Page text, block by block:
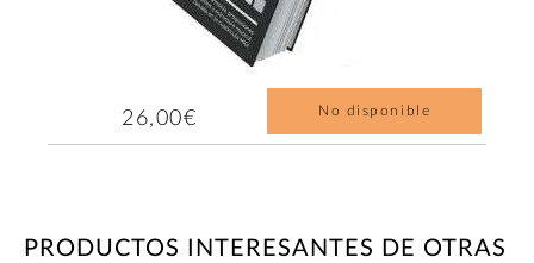
26,00€ No disponible
PRODUCTOS INTERESANTES DE OTRAS